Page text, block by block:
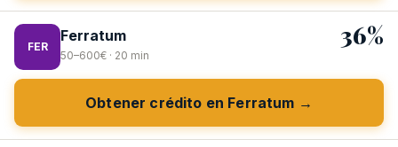
FER
Ferratum
50–600€ · 20 min
36%
Obtener crédito en Ferratum →